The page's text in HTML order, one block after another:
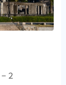
２